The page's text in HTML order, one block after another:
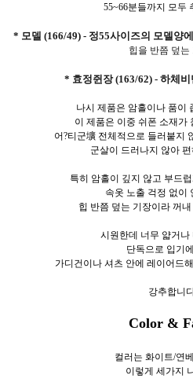
55~66분들까지 모두
* 모델 (166/49) - 정55사이즈의 모델양
힙을 반쯤 덮는
* 효정쥔장 (163/62) - 하체
나시 제품은 암홀이나 품이
이 제품은 이중 쉬폰 소재가
어?티군壙 전체적으로 들러붙지
군살이 드러나지 않아
특히 암홀이 깊지 않고 부드
속옷 노출 걱정 없이
힙 반쯤 덮는 기장이라 꺼
시원한데 너무 얇거나
단독으로 입기
가디건이나 셔츠 안에 레이어드
강추합니
Color &
컬러는 화이트/연
이렇게 세 가지